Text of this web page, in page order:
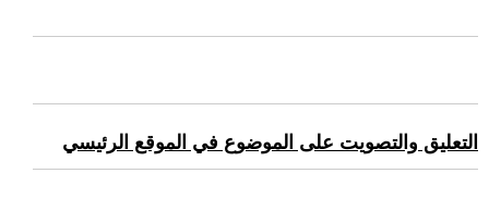
التعليق والتصويت على الموضوع في الموقع الرئيسي